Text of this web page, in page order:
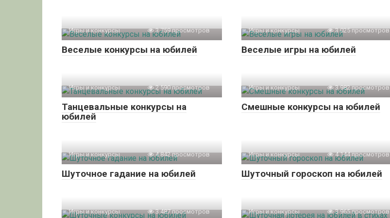
Игры и конкурсы 3 759 просмотров
Веселые конкурсы на юбилей
Игры и конкурсы 3 025 просмотров
Веселые игры на юбилей
Игры и конкурсы 2 590 просмотров
Танцевальные конкурсы на
юбилей
Игры и конкурсы 3 982 просмотров
Смешные конкурсы на юбилей
Игры и конкурсы 4 842 просмотров
Шуточное гадание на юбилей
Игры и конкурсы 4 144 просмотров
Шуточный гороскоп на юбилей
Игры и конкурсы 3 487 просмотров Игры и конкурсы 3 965 просмотров